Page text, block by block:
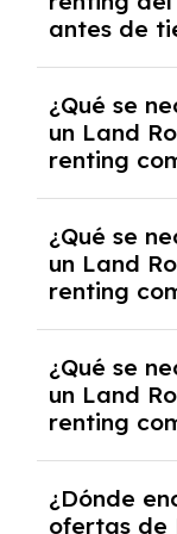
salvo en
debido al
económica.
antes de
pero puede
cancelación
las
experto que
¿Qué se
un Land
renting
y, en
crediticia y
¿Qué se
un Land
renting
casos, un
y un pago
¿Qué se
un Land
renting
autónomos,
¿Dónde
ofertas de